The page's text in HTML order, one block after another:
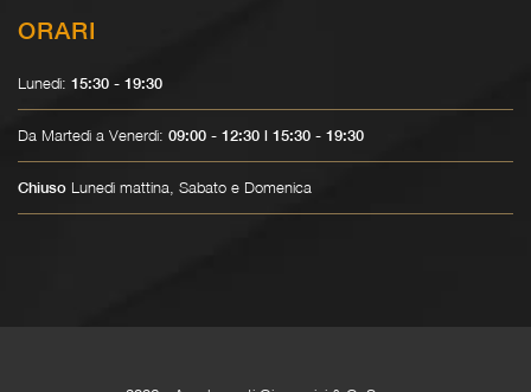
ORARI
Lunedì: 15:30 - 19:30
Da Martedì a Venerdì: 09:00 - 12:30 | 15:30 - 19:30
Chiuso Lunedì mattina, Sabato e Domenica